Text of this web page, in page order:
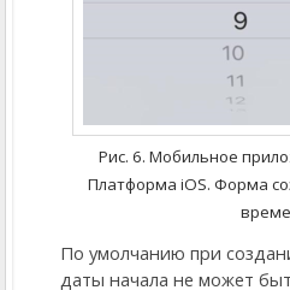
Рис. 6. Мобильное
Платформа iOS. Форма
По умолчанию при
даты начала не может